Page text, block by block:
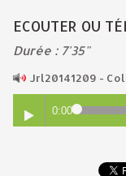
ECOUTER OU
Durée : 7'35"
Jrl20141209 -
0:00